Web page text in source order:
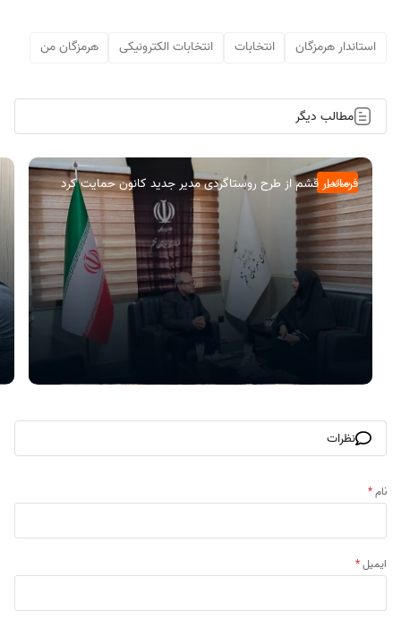
استاندار هرمزگان انتخابات انتخابات الکترونیکی هرمزگان من
مطالب دیگر
سیاسی
فرماندار قشم از طرح روستاگردی مدیر جدید کانون حمایت کرد
نظرات
نام*
ایمیل*